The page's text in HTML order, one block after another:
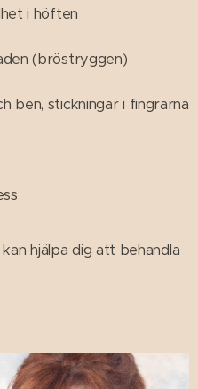
i höften
(bröstryggen)
ben, stickningar i fingrarna
hjälpa dig att behandla